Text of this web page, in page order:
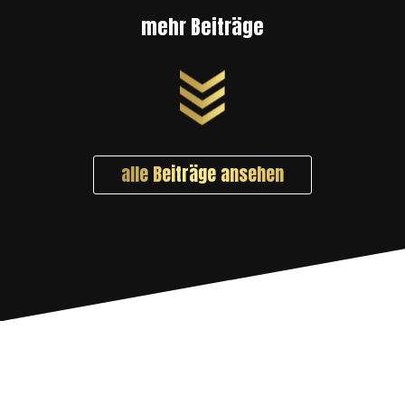
mehr Beiträge
alle Beiträge ansehen